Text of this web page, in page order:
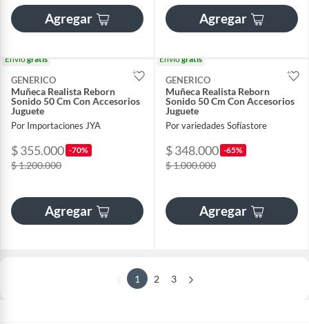
Agregar Agregar
Envíogratis
GENERICO
Muñeca Realista Reborn
Sonido 50 Cm Con Accesorios
Juguete
Por Importaciones JYA
$ 355.000 -70%
$ 1.200.000
Agregar
Envíogratis
GENERICO
Muñeca Realista Reborn
Sonido 50 Cm Con Accesorios
Juguete
Por variedades Sofíastore
$ 348.000 -65%
$ 1.000.000
Agregar
1 2 3